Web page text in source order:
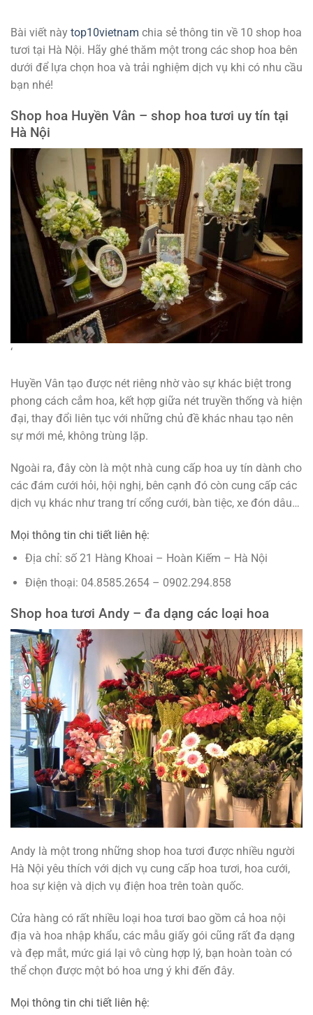
Bài viết này top10vietnam chia sẻ thông tin về 10 shop hoa
tươi tại Hà Nội. Hãy ghé thăm một trong các shop hoa bên
dưới để lựa chọn hoa và trải nghiệm dịch vụ khi có nhu cầu
bạn nhé!
Shop hoa Huyền Vân – shop hoa tươi uy tín tại
Hà Nội
‘
Huyền Vân tạo được nét riêng nhờ vào sự khác biệt trong
phong cách cắm hoa, kết hợp giữa nét truyền thống và hiện
đại, thay đổi liên tục với những chủ đề khác nhau tạo nên
sự mới mẻ, không trùng lặp.
Ngoài ra, đây còn là một nhà cung cấp hoa uy tín dành cho
các đám cưới hỏi, hội nghị, bên cạnh đó còn cung cấp các
dịch vụ khác như trang trí cổng cưới, bàn tiệc, xe đón dâu…
Mọi thông tin chi tiết liên hệ:
Địa chỉ: số 21 Hàng Khoai – Hoàn Kiếm – Hà Nội
Điện thoại: 04.8585.2654 – 0902.294.858
Shop hoa tươi Andy – đa dạng các loại hoa
Andy là một trong những shop hoa tươi được nhiều người
Hà Nội yêu thích với dịch vụ cung cấp hoa tươi, hoa cưới,
hoa sự kiện và dịch vụ điện hoa trên toàn quốc.
Cửa hàng có rất nhiều loại hoa tươi bao gồm cả hoa nội
địa và hoa nhập khẩu, các mẫu giấy gói cũng rất đa dạng
và đẹp mắt, mức giá lại vô cùng hợp lý, bạn hoàn toàn có
thể chọn được một bó hoa ưng ý khi đến đây.
Mọi thông tin chi tiết liên hệ: